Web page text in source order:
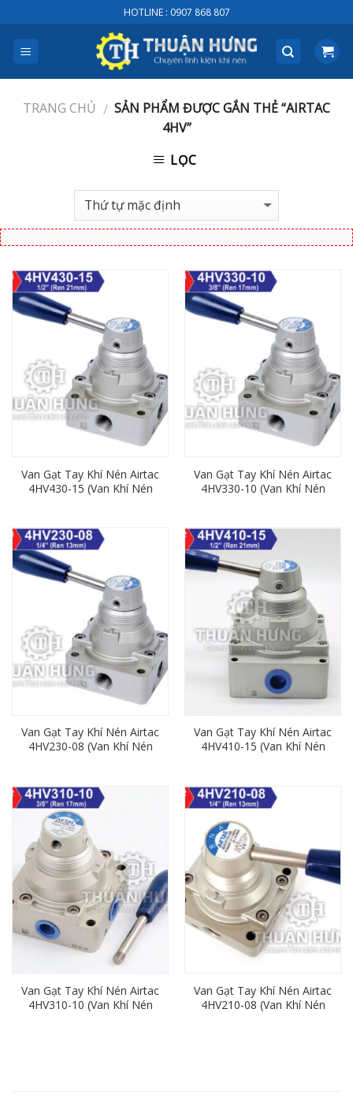
to
content
HOTLINE : 0907 868 807
TRANG CHỦ / SẢN PHẨM ĐƯỢC GẮN THẺ “AIRTAC
4HV”
LỌC
Van Gạt Tay Khí Nén Airtac
4HV430-15 (Van Khí Nén
Van Gạt Tay Khí Nén Airtac
4HV330-10 (Van Khí Nén
Van Gạt Tay Khí Nén Airtac
4HV230-08 (Van Khí Nén
Van Gạt Tay Khí Nén Airtac
4HV410-15 (Van Khí Nén
Van Gạt Tay Khí Nén Airtac
4HV310-10 (Van Khí Nén
Van Gạt Tay Khí Nén Airtac
4HV210-08 (Van Khí Nén